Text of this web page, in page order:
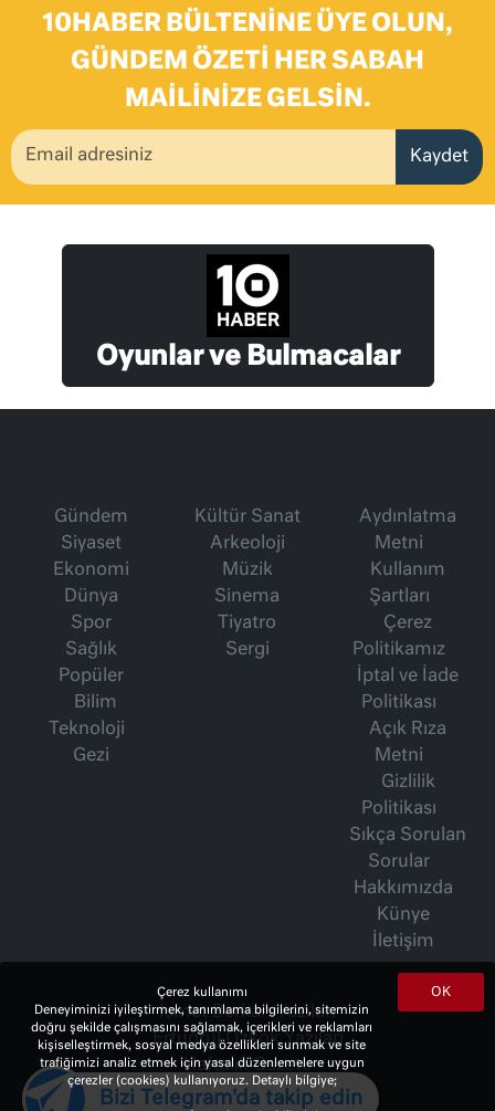
10HABER BÜLTENINE ÜYE OLUN,
GÜNDEM ÖZETI HER SABAH
MAILINIZE GELSIN.
Kaydet
Oyunlar ve Bulmacalar
Gündem
Siyaset
Ekonomi
Dünya
Spor
Sağlık
Popüler
Bilim
Teknoloji
Gezi
Kültür Sanat
Arkeoloji
Müzik
Sinema
Tiyatro
Sergi
Aydınlatma
Metni
Kullanım
Şartları
Çerez
Politikamız
İptal ve İade
Politikası
Açık Rıza
Metni
Gizlilik
Politikası
Sıkça Sorulan
Sorular
Hakkımızda
Künye
İletişim
İsmet Berkan Yazıları
Ertuğrul Özkök Yazıları
Haftalık Gazete
OK
Çerez kullanımı
Deneyiminizi iyileştirmek, tanımlama bilgilerini, sitemizin
doğru şekilde çalışmasını sağlamak, içerikleri ve reklamları
kişiselleştirmek, sosyal medya özellikleri sunmak ve site
trafiğimizi analiz etmek için yasal düzenlemelere uygun
çerezler (cookies) kullanıyoruz. Detaylı bilgiye;
Bizi Telegram'da takip edin